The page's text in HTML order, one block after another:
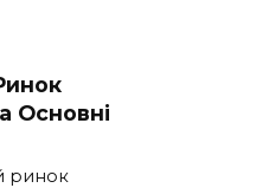
Основні
ринок